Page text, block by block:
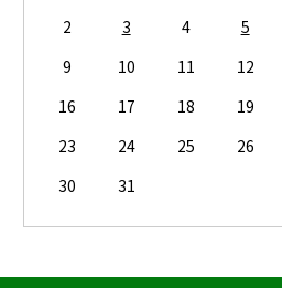
2
3 4 5
9
10 11 12
16
17 18 19
23
24 25 26
30
31